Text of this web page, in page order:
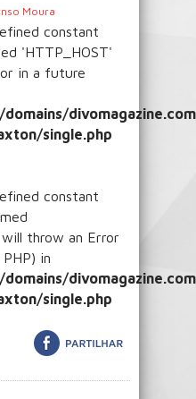
Moura
constant
'HTTP_HOST'
in a future
single.php
constant
throw an Error
in
single.php